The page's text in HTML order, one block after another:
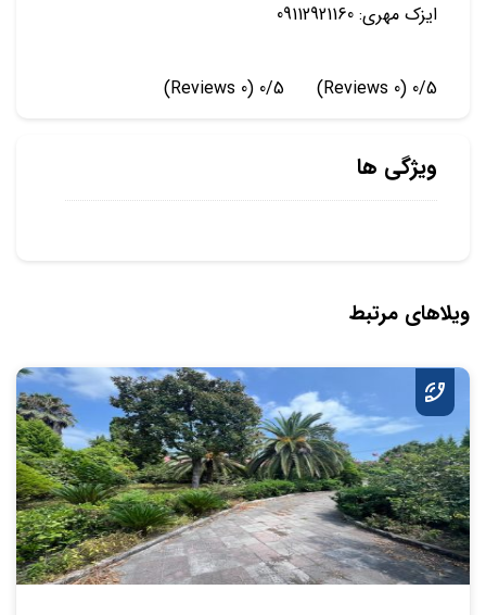
ایزک مهری: 09112921160
0/5
(0 Reviews)
0/5
(0 Reviews)
ویژگی ها
ویلاهای مرتبط